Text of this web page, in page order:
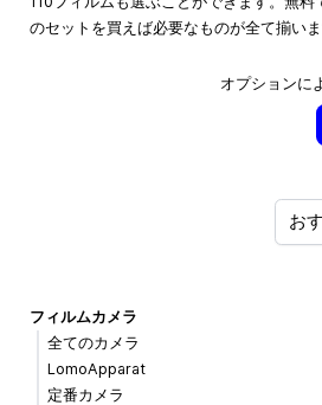
のセットを買えば必要なものが全て揃いま
オプションに
フィルムカメラ
全てのカメラ
LomoApparat
定番カメラ